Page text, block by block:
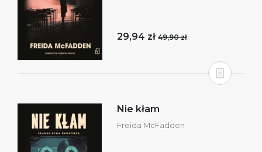
29,94 zł 49,90 zł
Nie kłam
Freida McFadden